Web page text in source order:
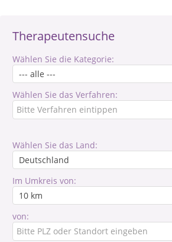
Therapeutensuche
Wählen Sie die Kategorie:
Wählen Sie das Verfahren:
Wählen Sie das Land:
Im Umkreis von:
von: